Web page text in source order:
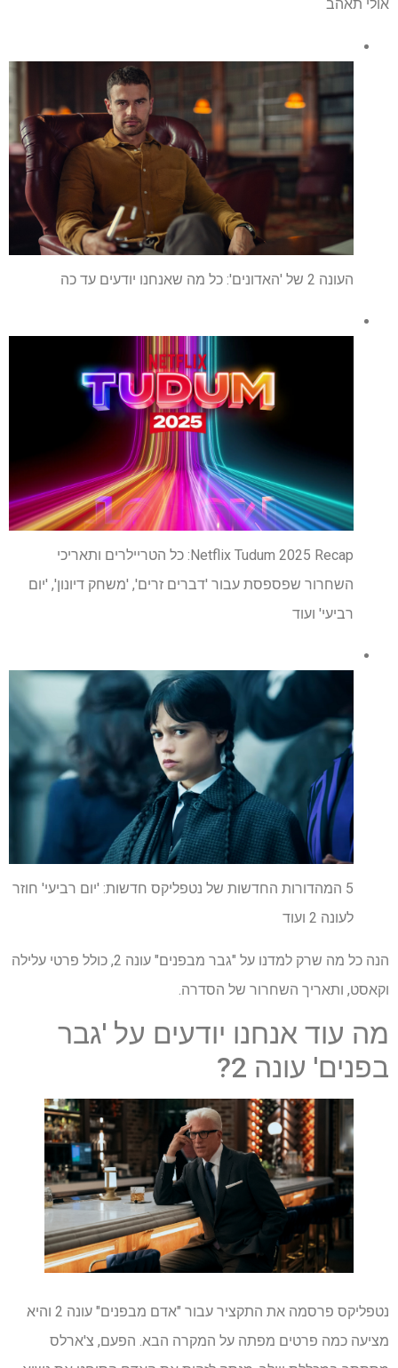
אולי תאהב
העונה 2 של 'האדונים': כל מה שאנחנו יודעים עד כה
Netflix Tudum 2025 Recap: כל הטריילרים ותאריכי
השחרור שפספסת עבור 'דברים זרים', 'משחק דיונון', 'יום
רביעי' ועוד
5 המהדורות החדשות של נטפליקס חדשות: 'יום רביעי' חוזר
לעונה 2 ועוד
הנה כל מה שרק למדנו על "גבר מבפנים" עונה 2, כולל פרטי עלילה
וקאסט, ותאריך השחרור של הסדרה.
מה עוד אנחנו יודעים על 'גבר
בפנים' עונה 2?
נטפליקס פרסמה את התקציר עבור "אדם מבפנים" עונה 2 והיא
מציעה כמה פרטים מפתה על המקרה הבא. הפעם, צ'ארלס